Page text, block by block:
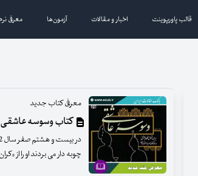
قالب پاورپوینت اخبار و مقالات آزمون‌ها معرفی نرم
معرفی کتاب جدید
کتاب وسوسه عاشقی
چوبه دار می بردند او را از